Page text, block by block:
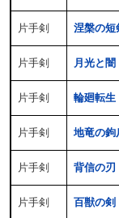
片手剣 涅槃の短
片手剣 月光と闇
片手剣 輪廻転生
片手剣 地竜の鉤
片手剣 背信の刃
片手剣 百獣の剣